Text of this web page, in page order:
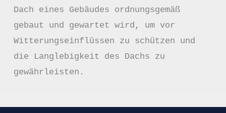
Dach eines Gebäudes ordnungsgemäß
gebaut und gewartet wird, um vor
Witterungseinflüssen zu schützen und
die Langlebigkeit des Dachs zu